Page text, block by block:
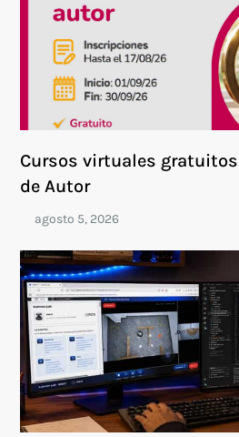
Cursos virtuales gratuitos
de Autor